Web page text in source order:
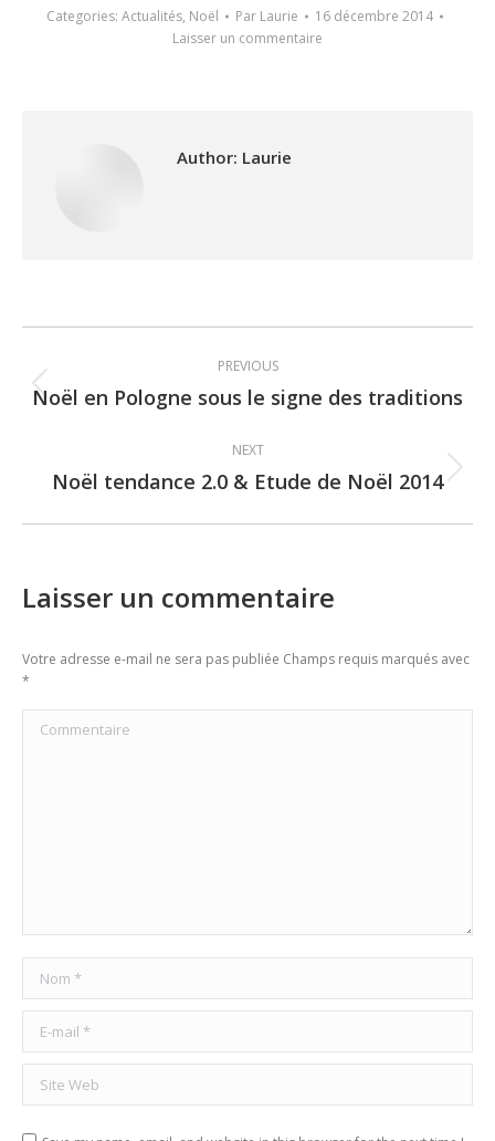
Categories: Actualités, Noël Par Laurie
16 décembre 2014
Laisser un commentaire
Author: Laurie
navigation
PREVIOUS
Previous
Noël en Pologne sous le signe des traditions
NEXT
Next
Noël tendance 2.0 & Etude de Noël 2014
Laisser un commentaire
Votre adresse e-mail ne sera pas publiée Champs requis marqués avec
*
Commentaire
Nom *
E-mail *
Site Web